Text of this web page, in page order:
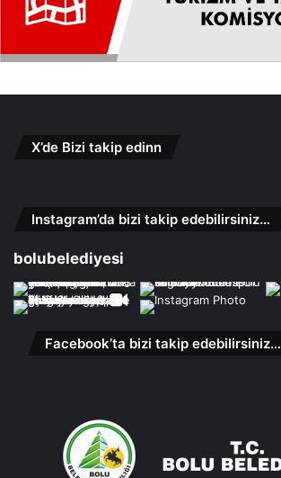
X’de Bizi takip edinn
Instagram’da bizi takip edebilirsiniz…
bolubelediyesi
Facebook’ta bizi takip edebilirsiniz…